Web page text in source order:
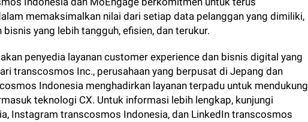
memaksimalkan nilai dari setiap data pelanggan yang dimiliki,
yang lebih tangguh, efisien, dan terukur.
penyedia layanan customer experience dan bisnis digital yang
transcosmos Inc., perusahaan yang berpusat di Jepang dan
Indonesia menghadirkan layanan terpadu untuk mendukung
teknologi CX. Untuk informasi lebih lengkap, kunjungi
Instagram transcosmos Indonesia, dan LinkedIn transcosmos